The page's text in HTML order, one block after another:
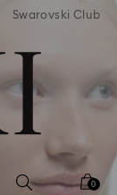
de peste 500
Swarovski Club
0